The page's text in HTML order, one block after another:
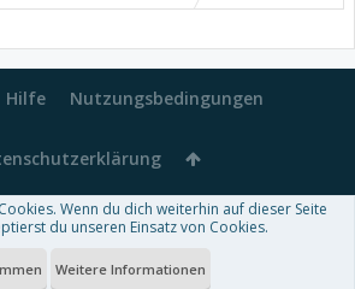
Hilfe Nutzungsbedingungen
by XenForo™-Deutsch von xenDach
designed byThemeHouse
Wenn du dich weiterhin auf dieser Seite
du unseren Einsatz von Cookies.
Weitere Informationen